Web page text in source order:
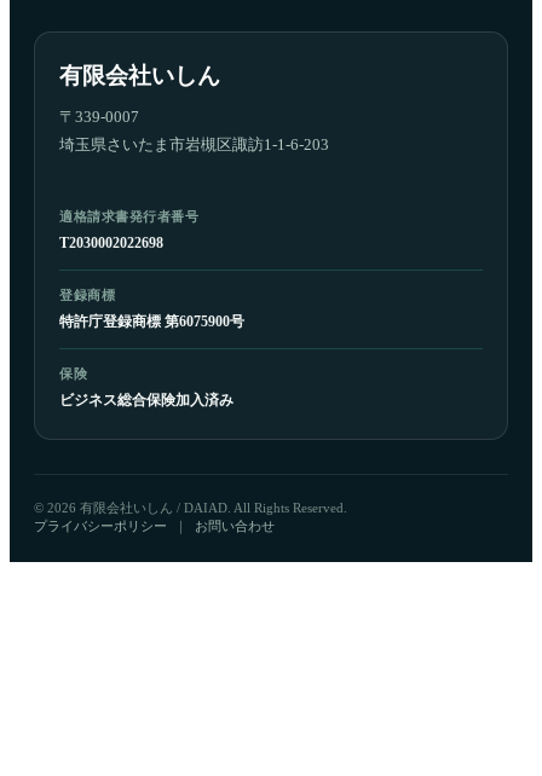
有限会社いしん
〒339-0007
埼玉県さいたま市岩槻区諏訪1-1-6-203
適格請求書発行者番号
T2030002022698
登録商標
特許庁登録商標 第6075900号
保険
ビジネス総合保険加入済み
© 2026 有限会社いしん / DAIAD. All Rights Reserved.
プライバシーポリシー ｜ お問い合わせ